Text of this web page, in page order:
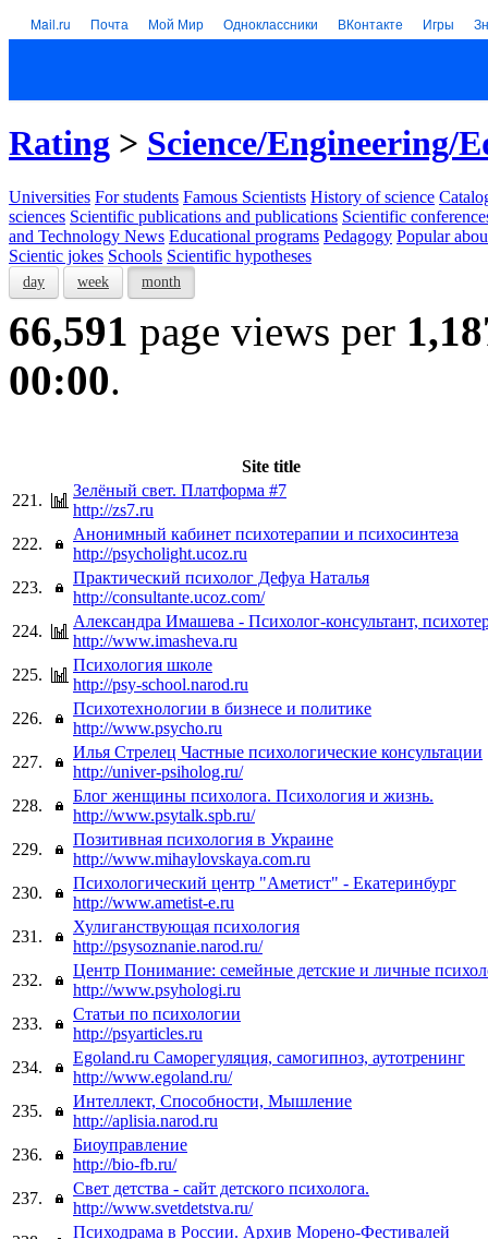
Mail.ru Почта Мой Мир Одноклассники ВКонтакте Игры
Rating > Science/Engineering/
Universities For students Famous Scientists History of science
sciences Scientific publications and publications Scientific
and Technology News Educational programs Pedagogy Popular
Scientic jokes Schools Scientific hypotheses
day week month
66,591 page views per
00:00.
Site title
221.
Зелёный свет. Платформа #7
http://zs7.ru
222.
Анонимный кабинет психотерапии и психосинтеза
http://psycholight.ucoz.ru
223.
Практический психолог Дефуа Наталья
http://consultante.ucoz.com/
224.
Александра Имашева - Психолог-консультант,
http://www.imasheva.ru
225.
Психология школе
http://psy-school.narod.ru
226.
Психотехнологии в бизнесе и политике
http://www.psycho.ru
227.
Илья Стрелец Частные психологические консультации
http://univer-psiholog.ru/
228.
Блог женщины психолога. Психология и жизнь.
http://www.psytalk.spb.ru/
229.
Позитивная психология в Украине
http://www.mihaylovskaya.com.ru
230.
Психологический центр "Аметист" - Екатеринбург
http://www.ametist-e.ru
231.
Хулиганствующая психология
http://psysoznanie.narod.ru/
232.
Центр Понимание: семейные детские и личные
http://www.psyhologi.ru
233.
Статьи по психологии
http://psyarticles.ru
234.
Egoland.ru Саморегуляция, самогипноз, аутотренинг
http://www.egoland.ru/
235.
Интеллект, Способности, Мышление
http://aplisia.narod.ru
236.
Биоуправление
http://bio-fb.ru/
237.
Свет детства - сайт детского психолога.
http://www.svetdetstva.ru/
Психодрама в России. Архив Морено-Фестивалей